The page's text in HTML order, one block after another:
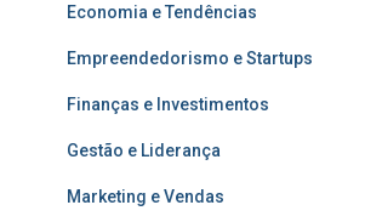
Economia e Tendências
Empreendedorismo e Startups
Finanças e Investimentos
Gestão e Liderança
Marketing e Vendas